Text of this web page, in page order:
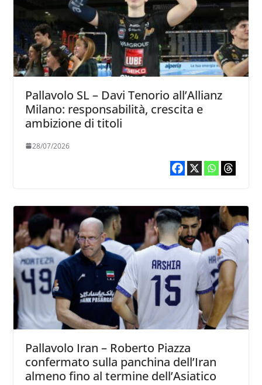
Pallavolo SL – Davi Tenorio all’Allianz
Milano: responsabilità, crescita e
ambizione di titoli
28/07/2026
Pallavolo Iran – Roberto Piazza
confermato sulla panchina dell’Iran
almeno fino al termine dell’Asiatico